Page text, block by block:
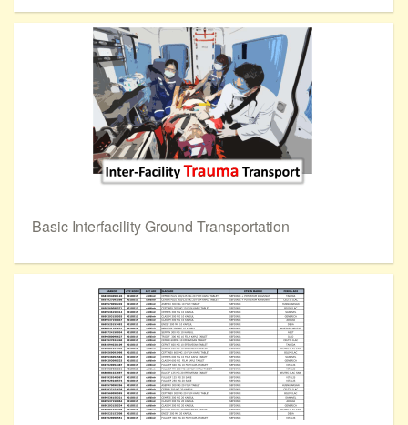
Basic Interfacility Ground Transportation